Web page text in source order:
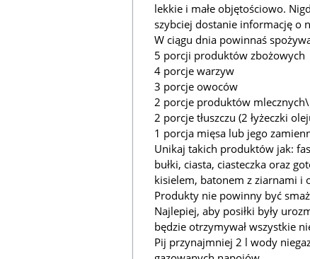
lekkie i małe objętościowo.
szybciej dostanie informację o
W ciągu dnia powinnaś
5 porcji produktów zbożowych
4 porcje warzyw
3 porcje owoców
2 porcje produktów mlecznych\
2 porcje tłuszczu (2 łyżeczki
1 porcja mięsa lub jego
Unikaj takich produktów jak:
bułki, ciasta, ciasteczka oraz
kisielem, batonem z ziarnami i
Produkty nie powinny być
Najlepiej, aby posiłki były
będzie otrzymywał wszystkie
Pij przynajmniej 2 l wody